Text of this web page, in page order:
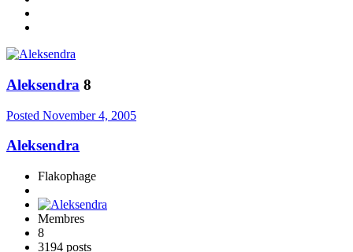
Aleksendra 8
Posted November 4, 2005
Aleksendra
Flakophage
Membres
8
3194 posts